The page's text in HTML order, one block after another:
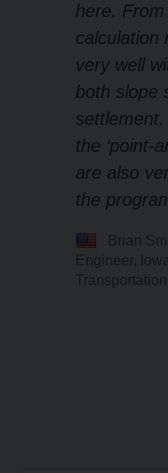
here.
calculation
very well
both slope
the ‘point-
are also
the